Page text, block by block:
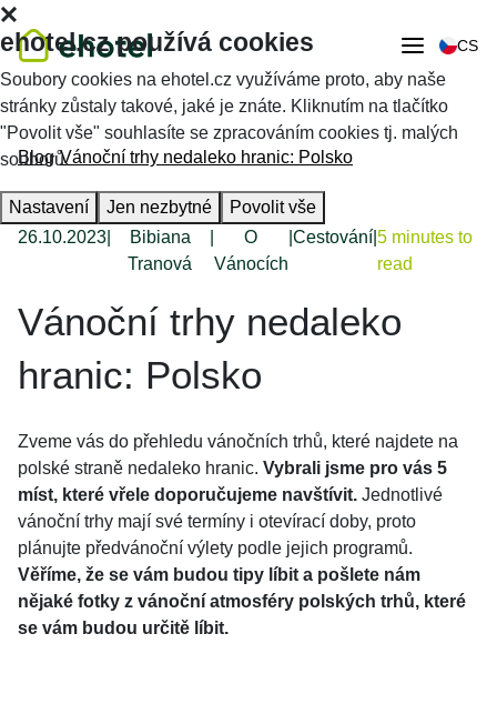
CS
Blog Vánoční trhy nedaleko hranic: Polsko
26.10.2023
Bibiana
Tranová
O
Vánocích
Cestování| 5 minutes to
read
Vánoční trhy nedaleko
hranic: Polsko
Zveme vás do přehledu vánočních trhů, které najdete na
polské straně nedaleko hranic. Vybrali jsme pro vás 5
míst, které vřele doporučujeme navštívit. Jednotlivé
vánoční trhy mají své termíny i otevírací doby, proto
plánujte předvánoční výlety podle jejich programů.
Věříme, že se vám budou tipy líbit a pošlete nám
nějaké fotky z vánoční atmosféry polských trhů, které
se vám budou určitě líbit.
ehotel.cz používá cookies
Soubory cookies na ehotel.cz využíváme proto, aby naše
stránky zůstaly takové, jaké je znáte. Kliknutím na tlačítko
"Povolit vše" souhlasíte se zpracováním cookies tj. malých
souborů.
Nastavení Jen nezbytné Povolit vše